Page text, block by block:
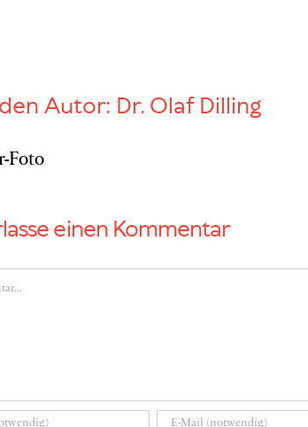
Autor: Dr. Olaf Dilling
einen Kommentar